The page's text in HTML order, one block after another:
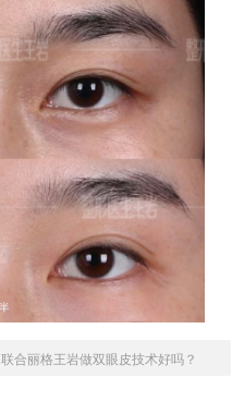
联合丽格王岩做双眼皮技术好吗？